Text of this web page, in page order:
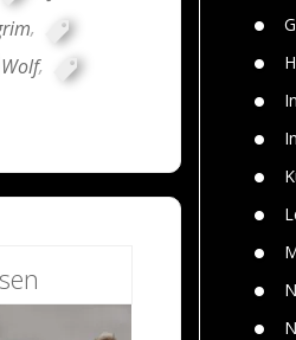
,
Wolf,